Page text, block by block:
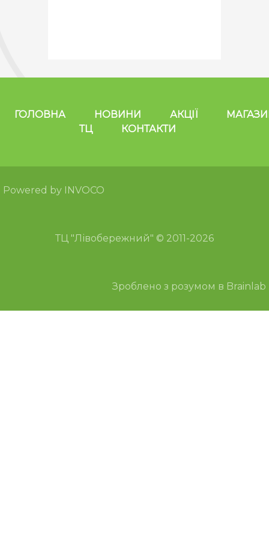
ГОЛОВНА НОВИНИ АКЦІЇ
ТЦ
КОНТАКТИ
Powered by INVOCO
ТЦ "Лівобережний" © 2011-2026
Зроблено з розумом в Brainlab